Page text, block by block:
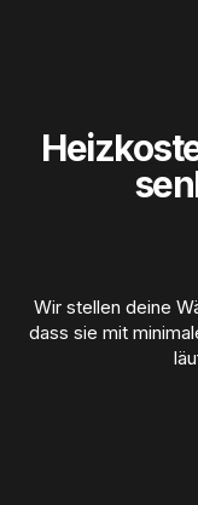
Wir stellen deine
dass sie mit